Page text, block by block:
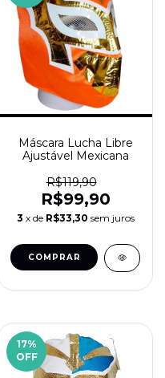
Máscara Lucha Libre
Ajustável Mexicana
R$119,90
R$99,90
3 x de R$33,30 sem juros
17%
OFF